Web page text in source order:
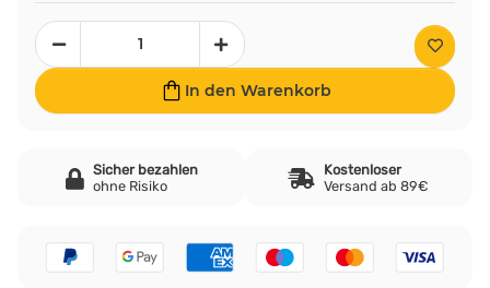
In den Warenkorb
Sicher bezahlen
ohne Risiko
Kostenloser
Versand ab 89€